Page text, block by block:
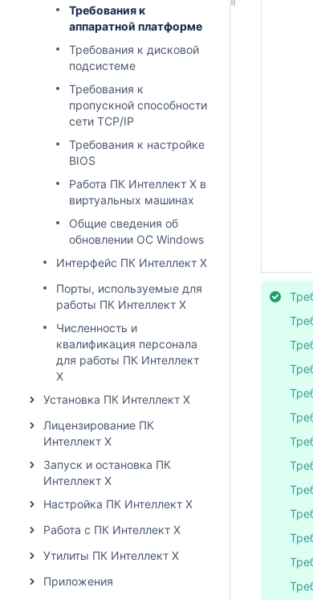
Требования к
аппаратной платформе
Требования к дисковой
подсистеме
Требования к
пропускной способности
сети TCP/IP
Требования к настройке
BIOS
Работа ПК Интеллект X в
виртуальных машинах
Общие сведения об
обновлении ОС Windows
Интерфейс ПК Интеллект X
Порты, используемые для
работы ПК Интеллект X
Численность и
квалификация персонала
для работы ПК Интеллект
X
Установка ПК Интеллект X
Лицензирование ПК
Интеллект X
Запуск и остановка ПК
Интеллект X
Настройка ПК Интеллект X
Работа с ПК Интеллект X
Утилиты ПК Интеллект X
Приложения